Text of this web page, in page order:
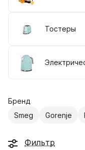
Тостеры
Бренд
Smeg
Gorenje
Фильтр